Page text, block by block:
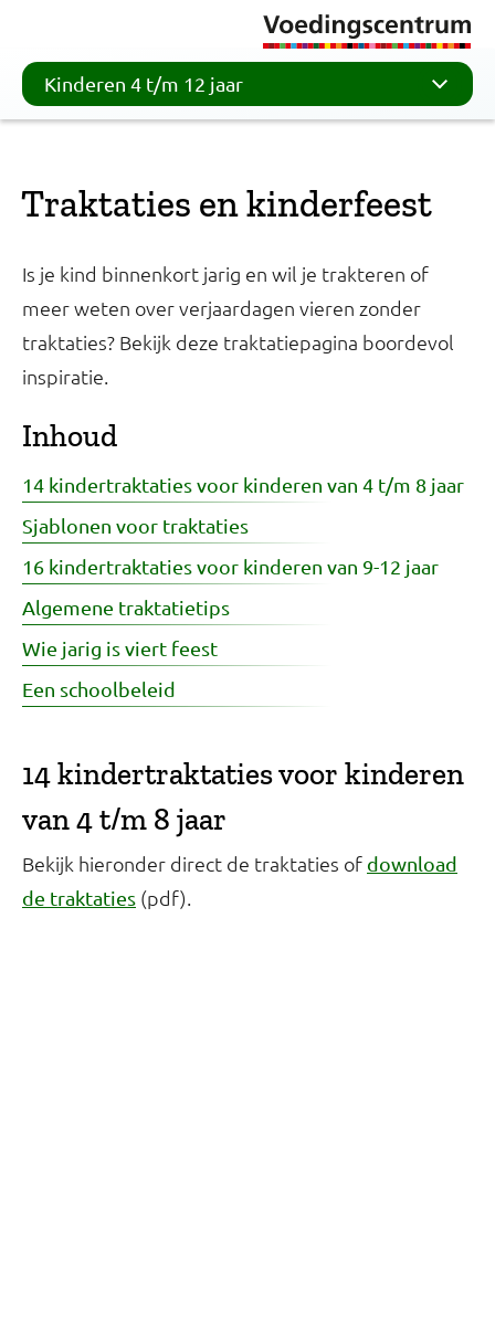
Kinderen 4 t/m 12 jaar
Traktaties en kinderfeest
Is je kind binnenkort jarig en wil je trakteren of
meer weten over verjaardagen vieren zonder
traktaties? Bekijk deze traktatiepagina boordevol
inspiratie.
Inhoud
14 kindertraktaties voor kinderen van 4 t/m 8 jaar
Sjablonen voor traktaties
16 kindertraktaties voor kinderen van 9-12 jaar
Algemene traktatietips
Wie jarig is viert feest
Een schoolbeleid
14 kindertraktaties voor kinderen
van 4 t/m 8 jaar
Bekijk hieronder direct de traktaties of download
de traktaties (pdf).